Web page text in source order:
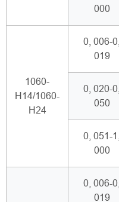
000
1060-
H14/1060-
H24
0, 006-0,
019
0, 020-0,
050
0, 051-1,
000
0, 006-0,
019